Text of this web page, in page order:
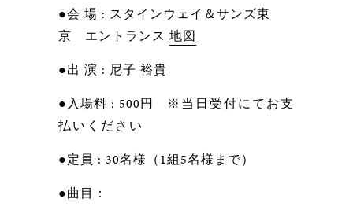
●会 場 : スタインウェイ＆サンズ東
京 エントランス 地図
●出 演 : 尼子 裕貴
●入場料 : 500円 ※当日受付にてお支
払いください
●定員 : 30名様（1組5名様まで）
●曲目：